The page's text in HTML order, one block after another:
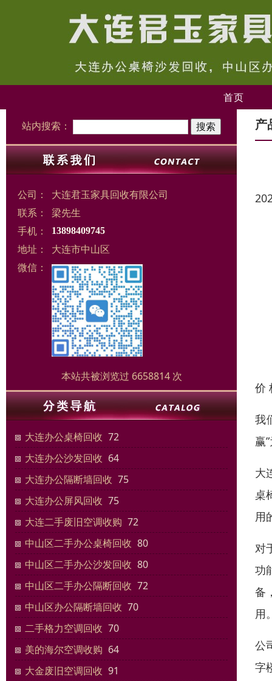
首页
站内搜索：
公司：
大连君玉家具回收有限公司
联系：
梁先生
手机：
13898409745
地址：
大连市中山区
微信：
本站共被浏览过 6658814 次
大连办公桌椅回收 72
大连办公沙发回收 64
大连办公隔断墙回收 75
大连办公屏风回收 75
大连二手废旧空调收购 72
中山区二手办公桌椅回收 80
中山区二手办公沙发回收 80
中山区二手办公隔断回收 72
中山区办公隔断墙回收 70
二手格力空调回收 70
美的海尔空调收购 64
大金废旧空调回收 91
产
价
我
赢
大
桌
用
对
功
备
用
公
字